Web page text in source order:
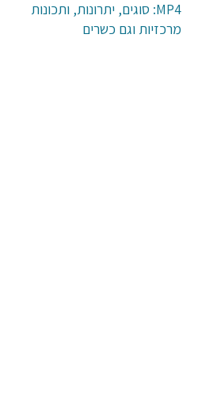
MP4: סוגים, יתרונות, ותכונות
מרכזיות וגם כשרים